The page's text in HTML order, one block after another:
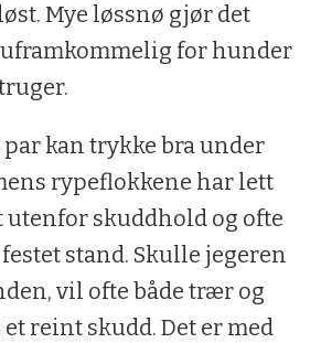
Mye løssnø gjør det
for hunder
kan trykke bra under
rypeflokkene har lett
utenfor skuddhold og ofte
stand. Skulle jegeren
vil ofte både trær og
reint skudd. Det er med